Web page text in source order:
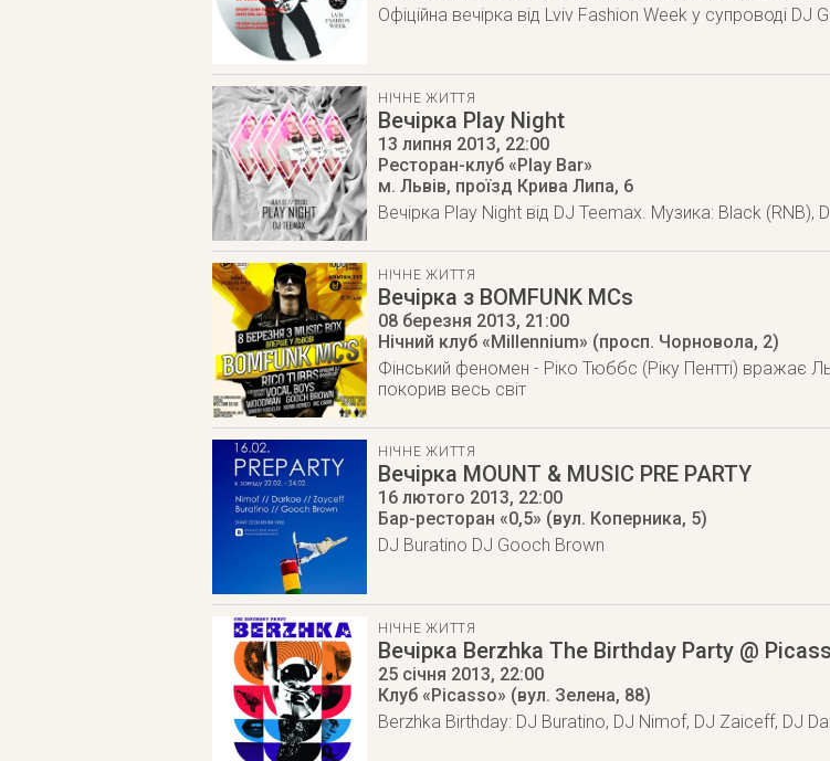
Офіційна вечірка від Lviv Fashion Week у супроводі
НІЧНЕ ЖИТТЯ
Вечірка Play Night
13 липня 2013, 22:00
Ресторан-клуб «Play Bar»
м. Львів, проїзд Крива Липа, 6
Вечірка Play Night від DJ Teemax. Музика: Black (RNB),
НІЧНЕ ЖИТТЯ
Вечірка з BOMFUNK MCs
08 березня 2013, 21:00
Нічний клуб «Millennium» (просп. Чорновола, 2)
Фінський феномен - Ріко Тюббс (Ріку Пентті) вражає
покорив весь світ
НІЧНЕ ЖИТТЯ
Вечірка MOUNT & MUSIC PRE PARTY
16 лютого 2013, 22:00
Бар-ресторан «0,5» (вул. Коперника, 5)
DJ Buratino DJ Gooch Brown
НІЧНЕ ЖИТТЯ
Вечірка Berzhka The Birthday Party @
25 січня 2013, 22:00
Клуб «Picasso» (вул. Зелена, 88)
Berzhka Birthday: DJ Buratino, DJ Nimof, DJ Zaiceff, DJ